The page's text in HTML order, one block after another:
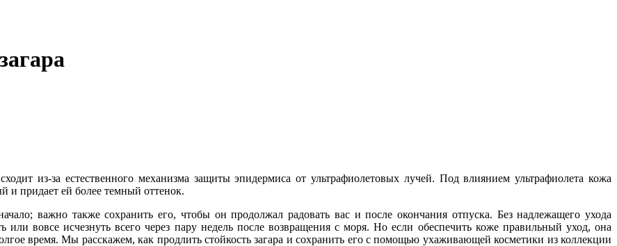
из-за естественного механизма защиты эпидермиса от ультрафиолетовых лучей. Под влиянием ультрафиолета кожа
и придает ей более темный оттенок.
важно также сохранить его, чтобы он продолжал радовать вас и после окончания отпуска. Без надлежащего ухода
вовсе исчезнуть всего через пару недель после возвращения с моря. Но если обеспечить коже правильный уход, она
время. Мы расскажем, как продлить стойкость загара и сохранить его с помощью ухаживающей косметики из коллекции